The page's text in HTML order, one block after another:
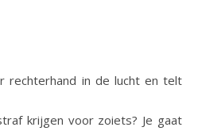
rechterhand in de lucht en telt
krijgen voor zoiets? Je gaat